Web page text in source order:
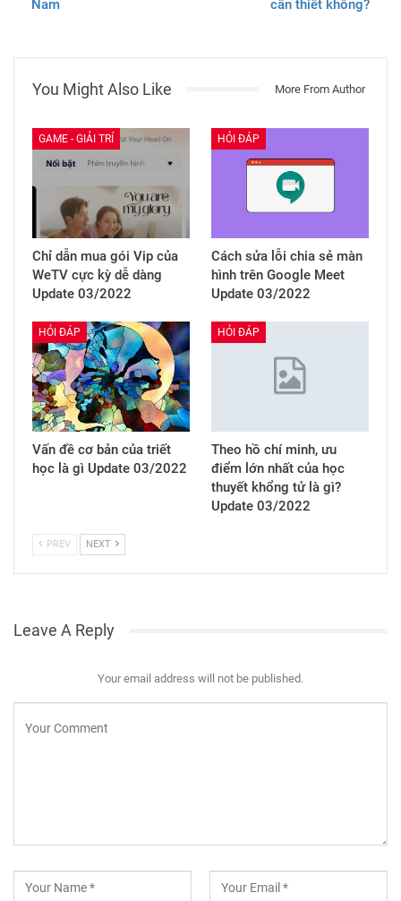
Nam
cần thiết không?
You Might Also Like More From Author
GAME - GIẢI TRÍ
Chỉ dẫn mua gói Vip của
WeTV cực kỳ dễ dàng
Update 03/2022
HỎI ĐÁP
Cách sửa lỗi chia sẻ màn
hình trên Google Meet
Update 03/2022
HỎI ĐÁP
Vấn đề cơ bản của triết
học là gì Update 03/2022
HỎI ĐÁP
Theo hồ chí minh, ưu
điểm lớn nhất của học
thuyết khổng tử là gì?
Update 03/2022
PREV NEXT
Leave A Reply
Your email address will not be published.